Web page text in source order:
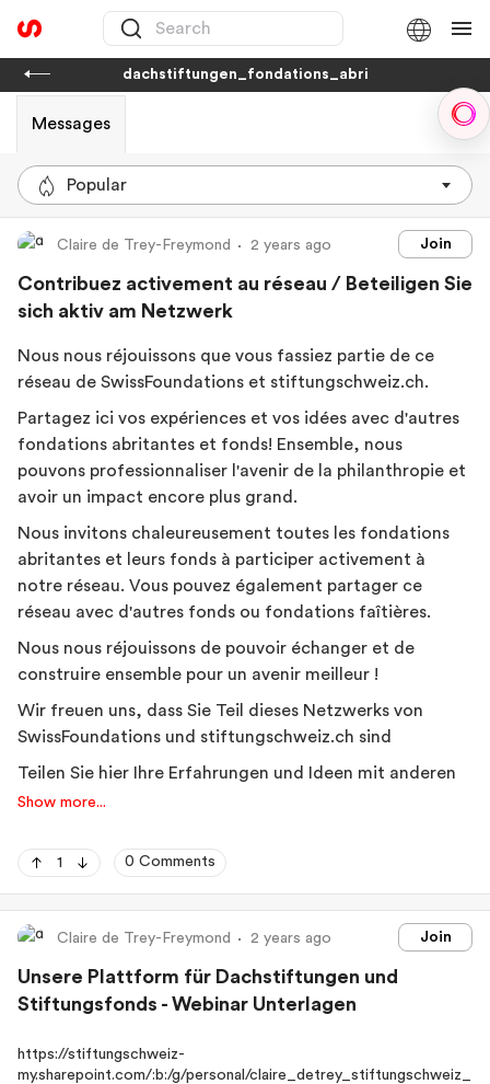
dachstiftungen_fondations_abri
Messages
Popular
Claire de Trey-Freymond 2 years ago Join
Contribuez activement au réseau / Beteiligen Sie
sich aktiv am Netzwerk
Nous nous réjouissons que vous fassiez partie de ce
réseau de SwissFoundations et stiftungschweiz.ch.
Partagez ici vos expériences et vos idées avec d'autres
fondations abritantes et fonds! Ensemble, nous
pouvons professionnaliser l'avenir de la philanthropie et
avoir un impact encore plus grand.
Nous invitons chaleureusement toutes les fondations
abritantes et leurs fonds à participer activement à
notre réseau. Vous pouvez également partager ce
réseau avec d'autres fonds ou fondations faîtières.
Nous nous réjouissons de pouvoir échanger et de
construire ensemble pour un avenir meilleur !
Wir freuen uns, dass Sie Teil dieses Netzwerks von
SwissFoundations und stiftungschweiz.ch sind
Teilen Sie hier Ihre Erfahrungen und Ideen mit anderen
Dachstiftungen und Fonds! Gemeinsam können wir die
noch grössere Wirkung erzielen.
ein, sich aktiv an unserem Netzwerk zu beteiligen. Sie
dürfen dieses Netzwerk auch mit weiteren Fonds bzw.
Dachstiftungen teilen.
Wir freuen uns auf den Austausch, um gemeinsam eine
Show more...
1 0 Comments
Claire de Trey-Freymond 2 years ago Join
Unsere Plattform für Dachstiftungen und
Stiftungsfonds - Webinar Unterlagen
https://stiftungschweiz-
my.sharepoint.com/:b:/g/personal/claire_detrey_stiftungschweiz_